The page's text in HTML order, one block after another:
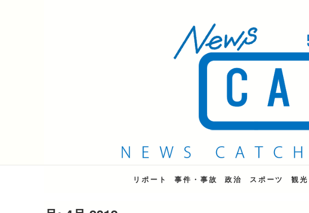
QAB NEWS Headline
キャッチー 月曜〜金曜 午後6時15分放送
リポート 事件・事故 政治 スポーツ 観